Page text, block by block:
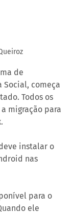
de
Social, começa
Todos os
migração para
instalar o
nas
para o
ele